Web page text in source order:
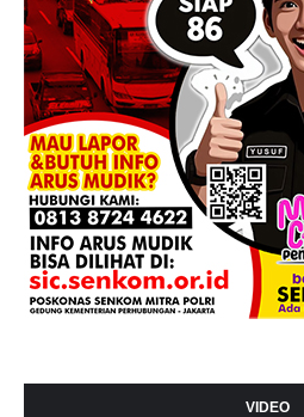
VIDEO